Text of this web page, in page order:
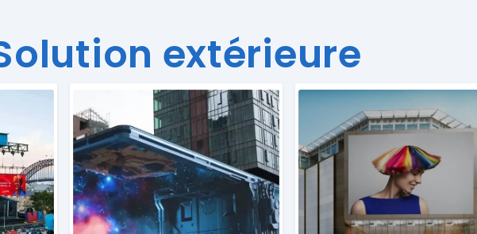
extérieure